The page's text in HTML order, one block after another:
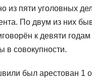
из пяти уголовных
По двум из них
к девяти
в совокупности.
был арестован 1